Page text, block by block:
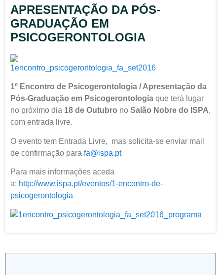
APRESENTAÇÃO DA PÓS-
GRADUAÇÃO EM
PSICOGERONTOLOGIA
1º Encontro de Psicogerontologia / Apresentação da
Pós-Graduação em Psicogerontologia que terá lugar
no próximo dia 18 de Outubro no Salão Nobre do ISPA,
com entrada livre.
O evento tem Entrada Livre, mas solicita-se enviar mail
de confirmação para fa@ispa.pt
Para mais informações aceda
a: http://www.ispa.pt/eventos/1-encontro-de-
psicogerontologia